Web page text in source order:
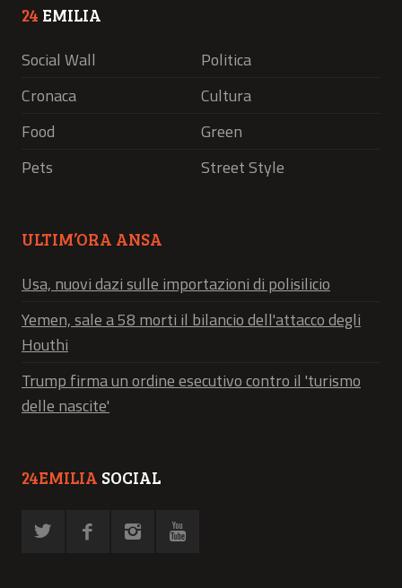
24 EMILIA
Social Wall
Politica
Cronaca
Cultura
Food
Green
Pets
Street Style
ULTIM’ORA ANSA
Usa, nuovi dazi sulle importazioni di polisilicio
Yemen, sale a 58 morti il bilancio dell'attacco degli
Houthi
Trump firma un ordine esecutivo contro il 'turismo
delle nascite'
24EMILIA SOCIAL